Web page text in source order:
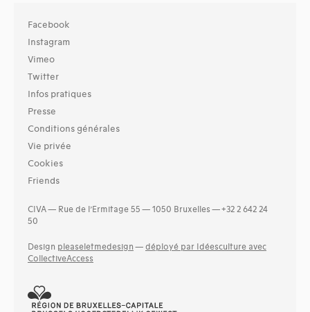
Facebook
Instagram
Vimeo
Twitter
Infos pratiques
Presse
Conditions générales
Vie privée
Cookies
Friends
CIVA — Rue de l’Ermitage 55 — 1050 Bruxelles — +32 2 642 24
50
Design pleaseletmedesign — déployé par Idéesculture avec
CollectiveAccess